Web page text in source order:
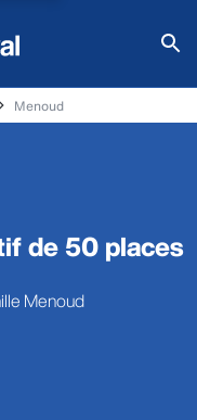
Menoud
de 50 places
Menoud